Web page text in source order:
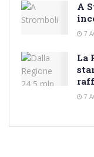
A
7
La
7